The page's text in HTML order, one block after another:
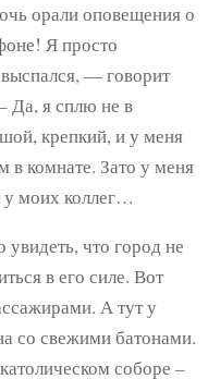
орали оповещения о
Я просто
— говорит
Да, я сплю не в
крепкий, и у меня
в комнате. Зато у меня
у моих коллег…
что город не
в его силе. Вот
А тут у
со свежими батонами.
соборе –